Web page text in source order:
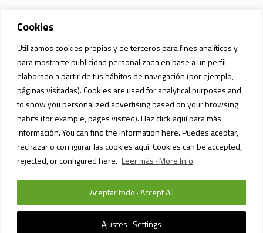
Cookies
Utilizamos cookies propias y de terceros para fines analíticos y
para mostrarte publicidad personalizada en base a un perfil
elaborado a partir de tus hábitos de navegación (por ejemplo,
páginas visitadas). Cookies are used for analytical purposes and
to show you personalized advertising based on your browsing
habits (for example, pages visited). Haz click aquí para más
información. You can find the information here. Puedes aceptar,
rechazar o configurar las cookies aquí. Cookies can be accepted,
rejected, or configured here. Leer más · More Info
Ajustes · Settings
Aceptar todo · Accept All
POLÍTICA DE PRIVACIDAD Y PROTECCIÓN DE DATOS/ SIAM MALL MALL ©
2023 / TODOS LOS DERECHOS RESERVADOS